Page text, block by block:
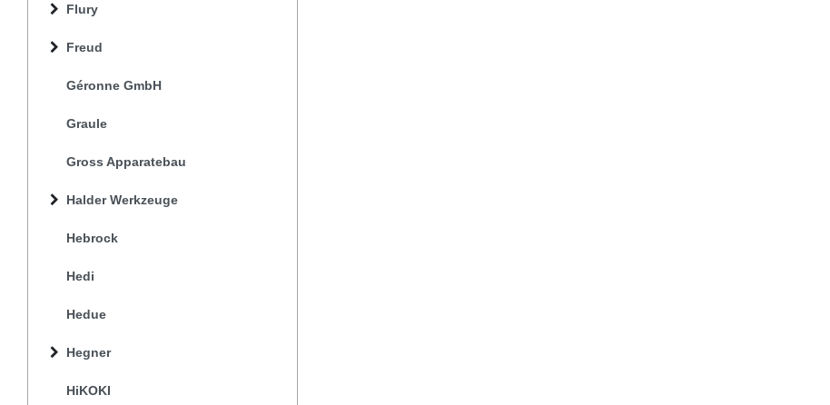
Flury
Freud
Géronne GmbH
Graule
Gross Apparatebau
Halder Werkzeuge
Hebrock
Hedi
Hedue
Hegner
HiKOKI